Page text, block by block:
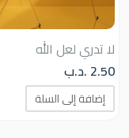
لا تدري لعل الله
2.50 .د.ب
إضافة إلى السلة